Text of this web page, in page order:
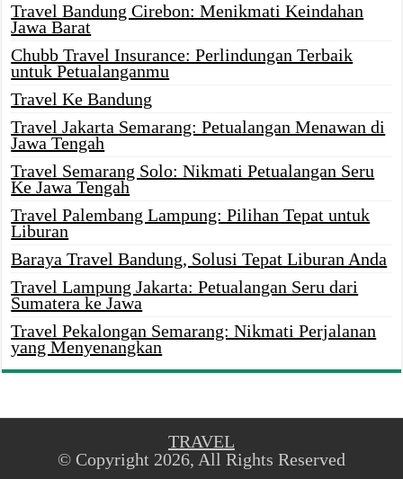
Travel Bandung Cirebon: Menikmati Keindahan
Jawa Barat
Chubb Travel Insurance: Perlindungan Terbaik
untuk Petualanganmu
Travel Ke Bandung
Travel Jakarta Semarang: Petualangan Menawan di
Jawa Tengah
Travel Semarang Solo: Nikmati Petualangan Seru
Ke Jawa Tengah
Travel Palembang Lampung: Pilihan Tepat untuk
Liburan
Baraya Travel Bandung, Solusi Tepat Liburan Anda
Travel Lampung Jakarta: Petualangan Seru dari
Sumatera ke Jawa
Travel Pekalongan Semarang: Nikmati Perjalanan
yang Menyenangkan
TRAVEL
© Copyright 2026, All Rights Reserved